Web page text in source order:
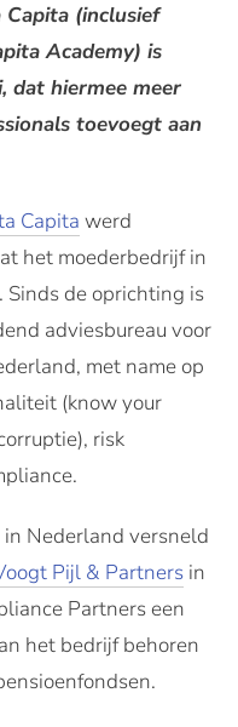
(inclusief
Academy) is
dat hiermee meer
toevoegt aan
Capita werd
het moederbedrijf in
de oprichting is
adviesbureau voor
met name op
(know your
risk
Nederland versneld
Pijl & Partners in
Partners een
het bedrijf behoren